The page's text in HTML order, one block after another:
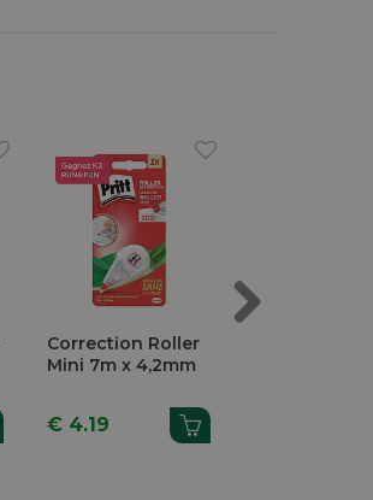
Correction Roller
Mini 7m x 4,2mm
€ 4.19